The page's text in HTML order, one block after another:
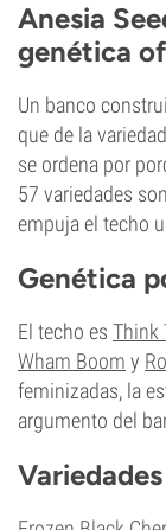
Anesia
genética
Un banco
que de la
se ordena por
57 variedades
empuja el techo
Genética
El techo es Think
Wham Boom y
feminizadas, la
argumento del